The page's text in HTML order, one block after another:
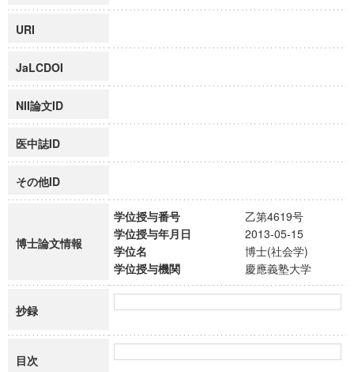
URI
JaLCDOI
NII論文ID
医中誌ID
その他ID
博士論文情報
学位授与番号
乙第4619号
学位授与年月日
2013-05-15
学位名
博士(社会学)
学位授与機関
慶應義塾大学
抄録
目次